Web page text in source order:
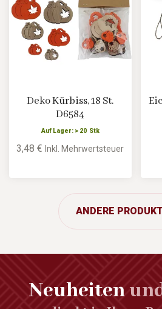
Deko Kürbiss, 18 St.
D6584
Auf Lager: > 20 Stk
3,48 €Inkl. Mehrwertsteuer
ANDERE
Neuheiten